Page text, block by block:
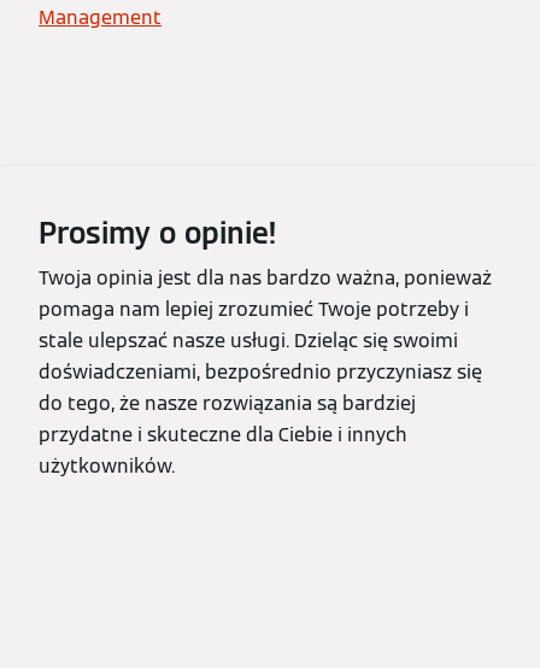
Management
Prosimy o opinie!
Twoja opinia jest dla nas bardzo ważna, ponieważ
pomaga nam lepiej zrozumieć Twoje potrzeby i
stale ulepszać nasze usługi. Dzieląc się swoimi
doświadczeniami, bezpośrednio przyczyniasz się
do tego, że nasze rozwiązania są bardziej
przydatne i skuteczne dla Ciebie i innych
użytkowników.